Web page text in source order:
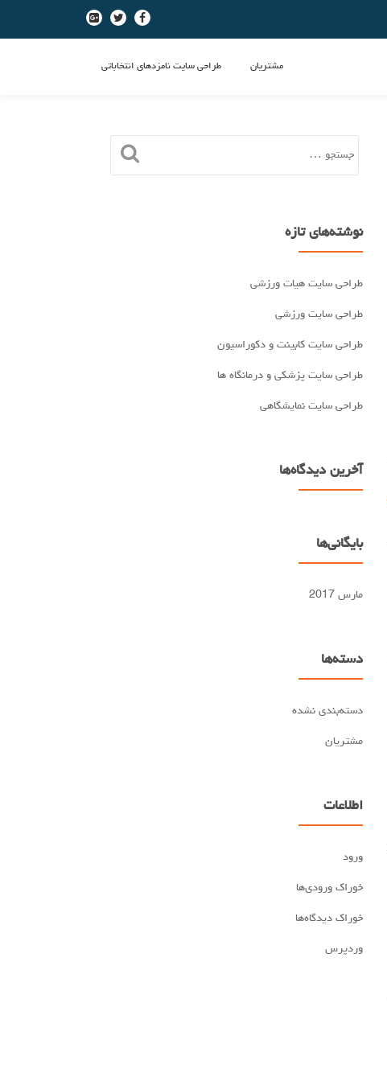
-
-
-
مشتریان طراحی سایت نامزدهای انتخاباتی
نوشته‌های تازه
طراحی سایت هیات ورزشی
طراحی سایت ورزشی
طراحی سایت کابینت و دکوراسیون
طراحی سایت پزشکی و درمانگاه ها
طراحی سایت نمایشگاهی
آخرین دیدگاه‌ها
بایگانی‌ها
مارس 2017
دسته‌ها
دسته‌بندی نشده
مشتریان
اطلاعات
ورود
خوراک ورودی‌ها
خوراک دیدگاه‌ها
وردپرس